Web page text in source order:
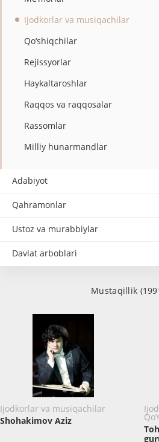
Ijodkorlar va musiqachilar
Qo‘shiqchilar
Rejissyorlar
Haykaltaroshlar
Raqqos va raqqosalar
Rassomlar
Milliy hunarmandlar
Adabiyot
Qahramonlar
Ustoz va murabbiylar
Davlat arboblari
Mustaqillik
Ijodkorlar va musiqachilar
Shohakimov Aziz